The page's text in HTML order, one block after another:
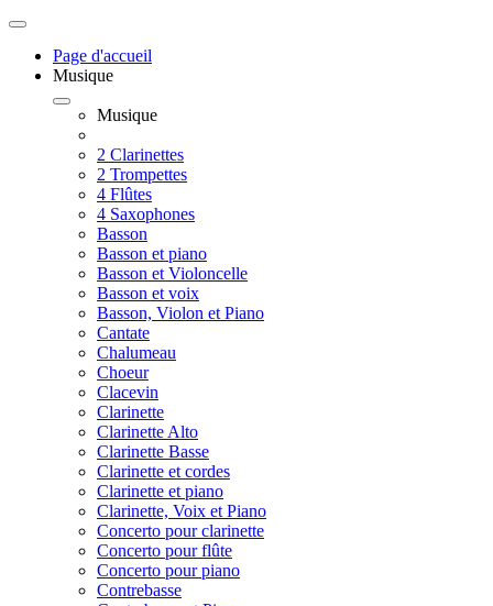
Page d'accueil
Musique
Musique
2 Clarinettes
2 Trompettes
4 Flûtes
4 Saxophones
Basson
Basson et piano
Basson et Violoncelle
Basson et voix
Basson, Violon et Piano
Cantate
Chalumeau
Choeur
Clacevin
Clarinette
Clarinette Alto
Clarinette Basse
Clarinette et cordes
Clarinette et piano
Clarinette, Voix et Piano
Concerto pour clarinette
Concerto pour flûte
Concerto pour piano
Contrebasse